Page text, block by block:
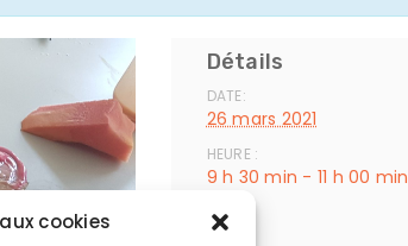
cookies
Détails
DATE:
26 mars 2021
HEURE :
9 h 30 min - 11 h 00 min
Lieu